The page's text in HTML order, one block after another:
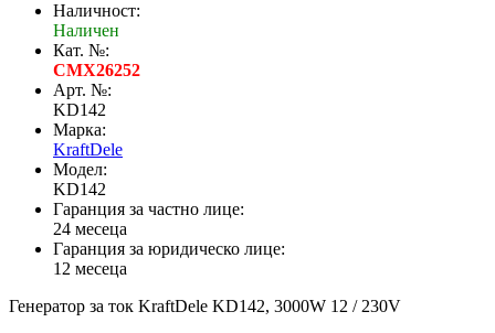
Наличност:
Наличен
Кат. №:
CMX26252
Арт. №:
KD142
Марка:
KraftDele
Модел:
KD142
Гаранция за частно лице:
24 месеца
Гаранция за юридическо лице:
12 месеца
Генератор за ток KraftDele KD142, 3000W 12 / 230V